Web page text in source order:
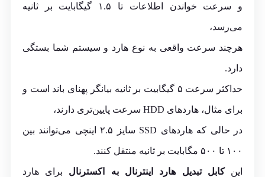
و سرعت خواندن اطلاعات تا ۱.۵ گیگابایت بر ثانیه
می‌رسد،
هرچند سرعت واقعی به نوع هارد و سیستم شما بستگی
دارد.
حداکثر سرعت ۵ گیگابیت بر ثانیه بیانگر پهنای باند است و
برای مثال، هاردهای HDD سرعت پایین‌تری دارند،
در حالی که هاردهای SSD سایز ۲.۵ اینچی می‌توانند بین
۱۰۰ تا ۵۰۰ مگابایت بر ثانیه منتقل کنند.
اینکابل تبدیل هارد اینترنال به اکسترنال برای هارد